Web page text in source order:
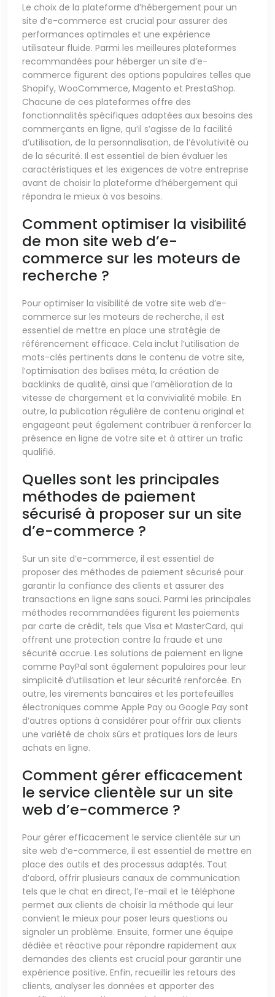
Le choix de la plateforme d’hébergement pour un
site d’e-commerce est crucial pour assurer des
performances optimales et une expérience
utilisateur fluide. Parmi les meilleures plateformes
recommandées pour héberger un site d’e-
commerce figurent des options populaires telles que
Shopify, WooCommerce, Magento et PrestaShop.
Chacune de ces plateformes offre des
fonctionnalités spécifiques adaptées aux besoins des
commerçants en ligne, qu’il s’agisse de la facilité
d’utilisation, de la personnalisation, de l’évolutivité ou
de la sécurité. Il est essentiel de bien évaluer les
caractéristiques et les exigences de votre entreprise
avant de choisir la plateforme d’hébergement qui
répondra le mieux à vos besoins.
Comment optimiser la visibilité
de mon site web d’e-
commerce sur les moteurs de
recherche ?
Pour optimiser la visibilité de votre site web d’e-
commerce sur les moteurs de recherche, il est
essentiel de mettre en place une stratégie de
référencement efficace. Cela inclut l’utilisation de
mots-clés pertinents dans le contenu de votre site,
l’optimisation des balises méta, la création de
backlinks de qualité, ainsi que l’amélioration de la
vitesse de chargement et la convivialité mobile. En
outre, la publication régulière de contenu original et
engageant peut également contribuer à renforcer la
présence en ligne de votre site et à attirer un trafic
qualifié.
Quelles sont les principales
méthodes de paiement
sécurisé à proposer sur un site
d’e-commerce ?
Sur un site d’e-commerce, il est essentiel de
proposer des méthodes de paiement sécurisé pour
garantir la confiance des clients et assurer des
transactions en ligne sans souci. Parmi les principales
méthodes recommandées figurent les paiements
par carte de crédit, tels que Visa et MasterCard, qui
offrent une protection contre la fraude et une
sécurité accrue. Les solutions de paiement en ligne
comme PayPal sont également populaires pour leur
simplicité d’utilisation et leur sécurité renforcée. En
outre, les virements bancaires et les portefeuilles
électroniques comme Apple Pay ou Google Pay sont
d’autres options à considérer pour offrir aux clients
une variété de choix sûrs et pratiques lors de leurs
achats en ligne.
Comment gérer efficacement
le service clientèle sur un site
web d’e-commerce ?
Pour gérer efficacement le service clientèle sur un
site web d’e-commerce, il est essentiel de mettre en
place des outils et des processus adaptés. Tout
d’abord, offrir plusieurs canaux de communication
tels que le chat en direct, l’e-mail et le téléphone
permet aux clients de choisir la méthode qui leur
convient le mieux pour poser leurs questions ou
signaler un problème. Ensuite, former une équipe
dédiée et réactive pour répondre rapidement aux
demandes des clients est crucial pour garantir une
expérience positive. Enfin, recueillir les retours des
clients, analyser les données et apporter des